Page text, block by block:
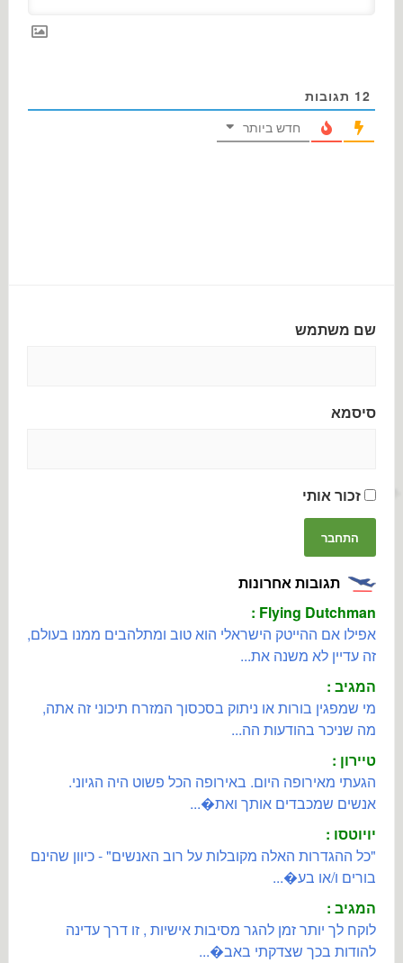
12 תגובות
חדש ביותר
שם משתמש
סיסמא
זכור אותי
תגובות אחרונות
Flying Dutchman :
אפילו אם ההייטק הישראלי הוא טוב ומתלהבים ממנו בעולם,
זה עדיין לא משנה את...
המגיב :
מי שמפגין בורות או ניתוק בסכסוך המזרח תיכוני זה אתה,
מה שניכר בהודעות הה...
טיירון :
הגעתי מאירופה היום. באירופה הכל פשוט היה הגיוני.
אנשים שמכבדים אותך ואת�...
יויוטסו :
"כל ההגדרות האלה מקובלות על רוב האנשים" - כיוון שהינם
בורים ו/או בע�...
המגיב :
לוקח לך יותר זמן להגר מסיבות אישיות , זו דרך עדינה
להודות בכך שצדקתי באב�...